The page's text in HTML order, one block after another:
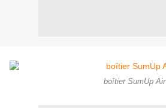
boîtier SumUp Air